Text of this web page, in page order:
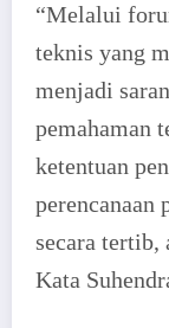
“Melalui
teknis yang
menjadi
pemahaman
ketentuan
perencanaan
secara tertib,
Kata